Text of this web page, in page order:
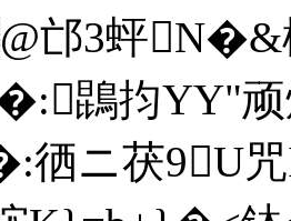
3蚲N�&
鵾抣YY"
ニ茯9U咒